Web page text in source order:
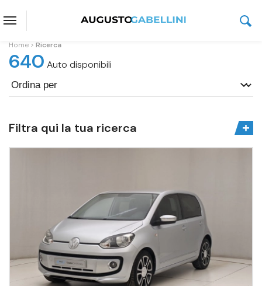
Home Ricerca
640 Auto disponibili
Filtra qui la tua ricerca